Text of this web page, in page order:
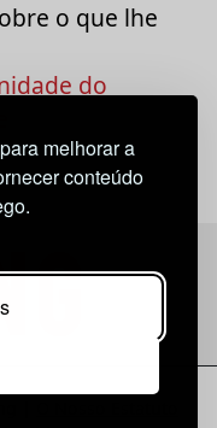
melhorar a
conteúdo
o que lhe
do